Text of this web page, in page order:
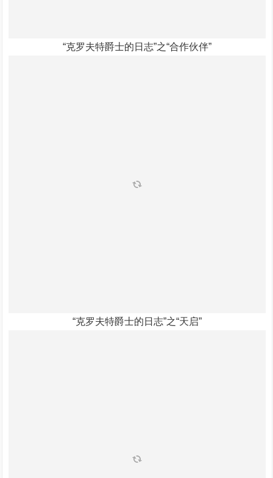
“克罗夫特爵士的日志”之“合作伙伴”
“克罗夫特爵士的日志”之“天启”